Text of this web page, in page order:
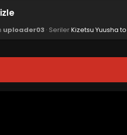
uploader03 · SerilerKizetsu Yuusha